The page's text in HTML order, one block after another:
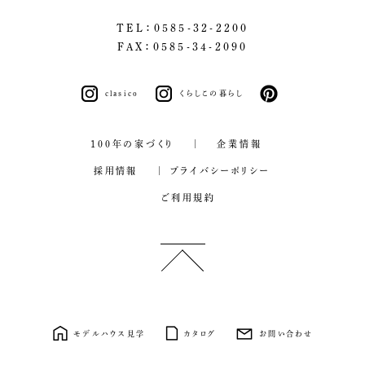
モデルハウス見学 カタログ お問い合わせ
TEL：0585-32-2200
FAX：0585-34-2090
clasico くらしこの暮らし
100年の家づくり 企業情報
採用情報 プライバシーポリシー
ご利用規約